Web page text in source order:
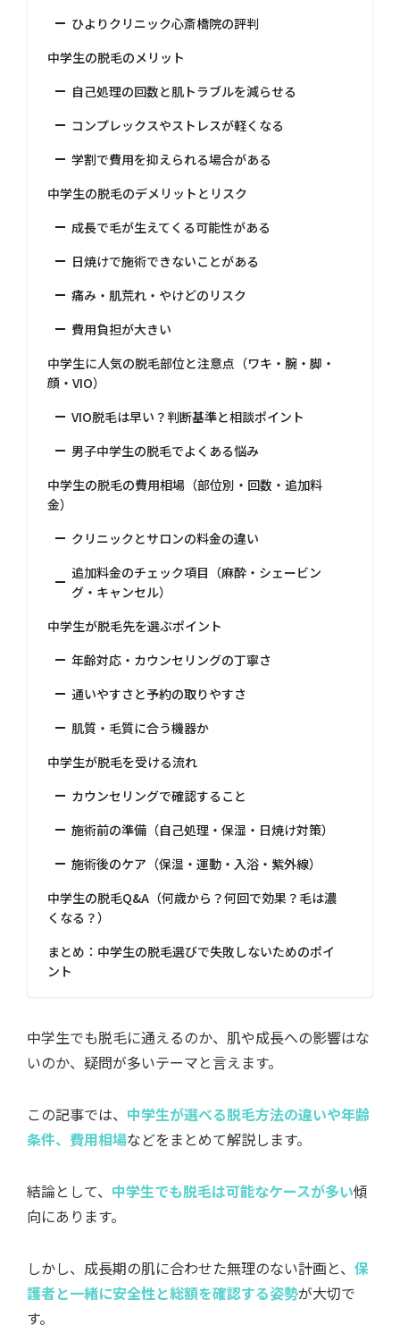
ひよりクリニック心斎橋院の評判
中学生の脱毛のメリット
自己処理の回数と肌トラブルを減らせる
コンプレックスやストレスが軽くなる
学割で費用を抑えられる場合がある
中学生の脱毛のデメリットとリスク
成長で毛が生えてくる可能性がある
日焼けで施術できないことがある
痛み・肌荒れ・やけどのリスク
費用負担が大きい
中学生に人気の脱毛部位と注意点（ワキ・腕・脚・
顔・VIO）
VIO脱毛は早い？判断基準と相談ポイント
男子中学生の脱毛でよくある悩み
中学生の脱毛の費用相場（部位別・回数・追加料
金）
クリニックとサロンの料金の違い
追加料金のチェック項目（麻酔・シェービン
グ・キャンセル）
中学生が脱毛先を選ぶポイント
年齢対応・カウンセリングの丁寧さ
通いやすさと予約の取りやすさ
肌質・毛質に合う機器か
中学生が脱毛を受ける流れ
カウンセリングで確認すること
施術前の準備（自己処理・保湿・日焼け対策）
施術後のケア（保湿・運動・入浴・紫外線）
中学生の脱毛Q&A（何歳から？何回で効果？毛は濃
くなる？）
まとめ：中学生の脱毛選びで失敗しないためのポイ
ント
中学生でも脱毛に通えるのか、肌や成長への影響はな
いのか、疑問が多いテーマと言えます。
この記事では、 中学生が選べる脱毛方法の違いや年齢
条件、費用相場などをまとめて解説します。
結論として、 中学生でも脱毛は可能なケースが多い傾
向にあります。
しかし、成長期の肌に合わせた無理のない計画と、 保
護者と一緒に安全性と総額を確認する姿勢が大切で
す。